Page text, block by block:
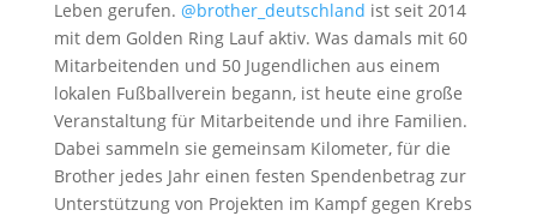
Leben gerufen. @brother_deutschland ist seit 2014
mit dem Golden Ring Lauf aktiv. Was damals mit 60
Mitarbeitenden und 50 Jugendlichen aus einem
lokalen Fußballverein begann, ist heute eine große
Veranstaltung für Mitarbeitende und ihre Familien.
Dabei sammeln sie gemeinsam Kilometer, für die
Brother jedes Jahr einen festen Spendenbetrag zur
Unterstützung von Projekten im Kampf gegen Krebs